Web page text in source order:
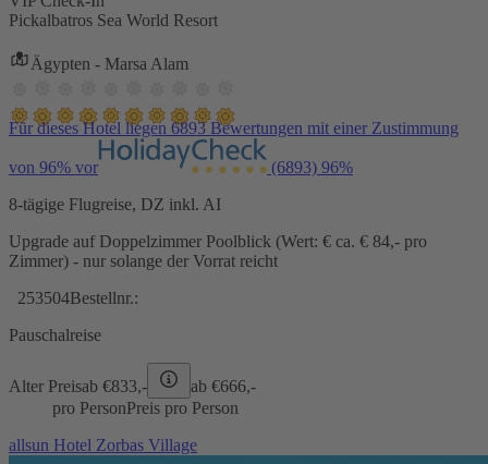
Pickalbatros Sea World Resort
Ägypten - Marsa Alam
Für dieses Hotel liegen 6893 Bewertungen mit einer Zustimmung
von 96% vor (6893) 96%
8-tägige Flugreise, DZ inkl. AI
Upgrade auf Doppelzimmer Poolblick (Wert: € ca. € 84,- pro
Zimmer) - nur solange der Vorrat reicht
253504Bestellnr.:
Pauschalreise
Alter Preisab €833,- ab €666,-
pro PersonPreis pro Person
allsun Hotel Zorbas Village